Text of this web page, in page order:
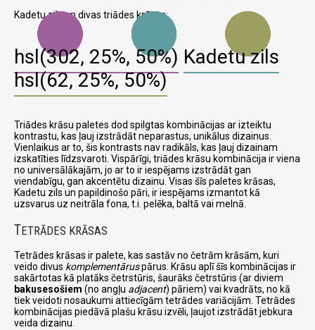
Kadetu zils un divas triādes krāsas:
hsl(302, 25%, 50%) Kadetu zils
hsl(62, 25%, 50%)
Triādes krāsu paletes dod spilgtas kombinācijas ar izteiktu
kontrastu, kas ļauj izstrādāt neparastus, unikālus dizainus.
Vienlaikus ar to, šis kontrasts nav radikāls, kas ļauj dizainam
izskatīties līdzsvaroti. Vispārīgi, triādes krāsu kombinācija ir viena
no universālākajām, jo ar to ir iespējams izstrādāt gan
viendabīgu, gan akcentētu dizainu. Visas šīs paletes krāsas,
Kadetu zils un papildinošo pāri, ir iespējams izmantot kā
uzsvarus uz neitrāla fona, t.i. pelēka, baltā vai melnā.
TETRĀDES KRĀSAS
Tetrādes krāsas ir palete, kas sastāv no četrām krāsām, kuri
veido divus komplementāruspārus. Krāsu aplī šīs kombinācijas ir
sakārtotas kā platāks četrstūris, šaurāks četrstūris (ar diviem
bakusesošiem (no angļu adjacent) pāriem) vai kvadrāts, no kā
tiek veidoti nosaukumi attiecīgām tetrādes variācijām. Tetrādes
kombinācijas piedāvā plašu krāsu izvēli, ļaujot izstrādāt jebkura
veida dizainu.